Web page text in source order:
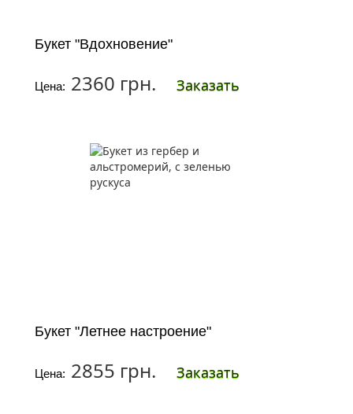
Букет "Вдохновение"
Цена: 2360 грн. Заказать
Букет "Летнее настроение"
Цена: 2855 грн. Заказать